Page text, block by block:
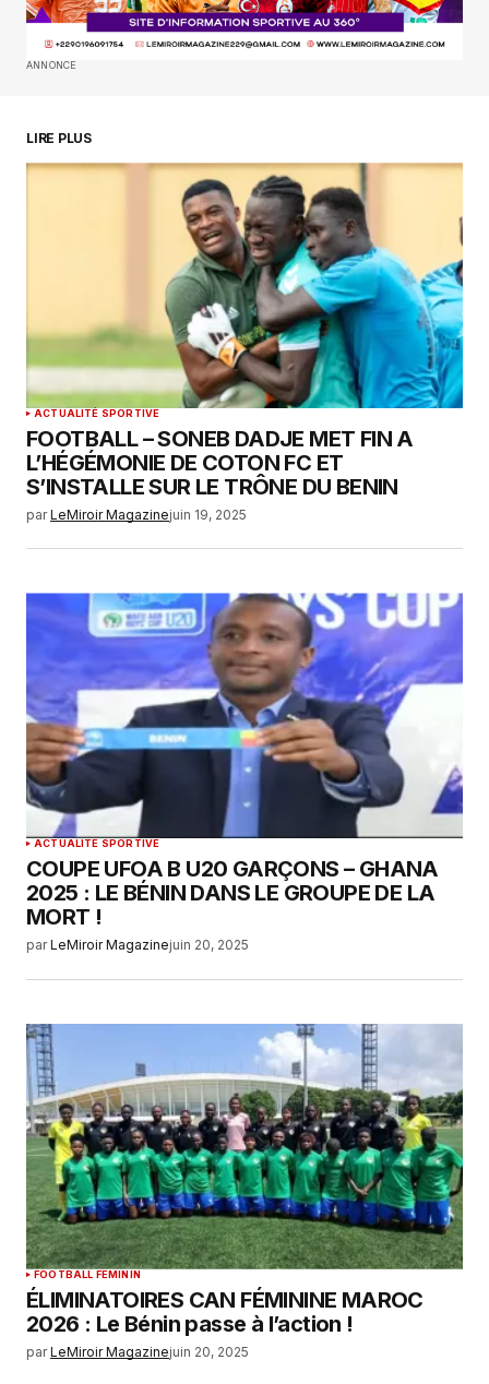
SUBMIT COMMENT
ANNONCE
LIRE PLUS
ACTUALITÉ SPORTIVE
FOOTBALL – SONEB DADJE MET FIN A
L’HÉGÉMONIE DE COTON FC ET
S’INSTALLE SUR LE TRÔNE DU BENIN
par LeMiroir Magazinejuin 19, 2025
ACTUALITÉ SPORTIVE
COUPE UFOA B U20 GARÇONS – GHANA
2025 : LE BÉNIN DANS LE GROUPE DE LA
MORT !
par LeMiroir Magazinejuin 20, 2025
FOOTBALL FEMININ
ÉLIMINATOIRES CAN FÉMININE MAROC
2026 : Le Bénin passe à l’action !
par LeMiroir Magazinejuin 20, 2025